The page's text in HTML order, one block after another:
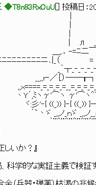
◆T8n83RxOuU ] 投稿日：
二￣￣￣__
ﾆﾆﾆﾆﾆﾆニ､|_（
）――┰┐￣￣￣
ヽ γ'⌒ヽ＾＾γ'⌒
}‐{ ((_)) }― { ((_))
ゞ _,,ノ__ｎ_ゞ _,,ノ
しいか？』
、科学的な実証主義で検証す